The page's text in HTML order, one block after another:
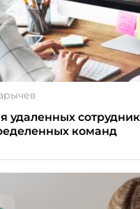
удаленных
команд